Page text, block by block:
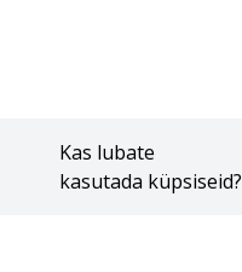
Kas lubate
kasutada küpsiseid?